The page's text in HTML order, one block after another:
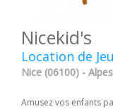
Nicekid's
Location de
Nice (06100) -
Amusez vos enfants